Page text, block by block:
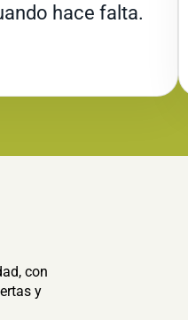
hace falta.
con
y